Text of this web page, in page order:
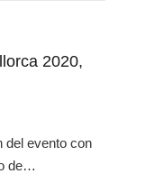
2020,
del evento con
de…